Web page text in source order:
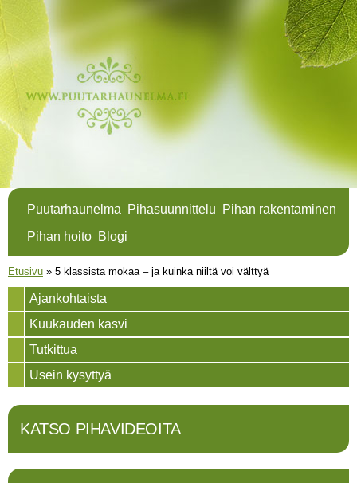
Puutarhaunelma Pihasuunnittelu
Pihan rakentaminen
Pihan hoito Blogi
Olet täällä
Etusivu » 5 klassista mokaa – ja kuinka niiltä voi välttyä
Ajankohtaista
Kuukauden kasvi
Tutkittua
Usein kysyttyä
KATSO PIHAVIDEOITA